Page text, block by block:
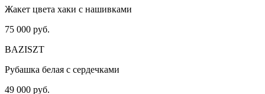
Жакет цвета хаки с нашивками
75 000 руб.
BAZISZT
Рубашка белая с сердечками
49 000 руб.